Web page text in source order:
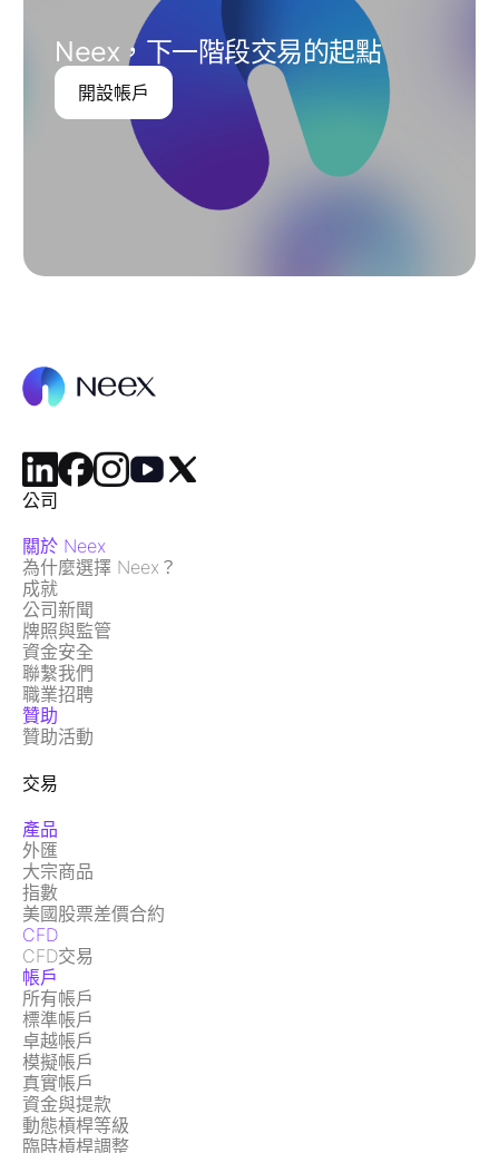
Neex，下一階段交易的起點
開設帳戶
公司
關於 Neex
為什麼選擇 Neex？
成就
公司新聞
牌照與監管
資金安全
聯繫我們
職業招聘
贊助
贊助活動
交易
產品
外匯
大宗商品
指數
美國股票差價合約
CFD
CFD交易
帳戶
所有帳戶
標準帳戶
卓越帳戶
模擬帳戶
真實帳戶
資金與提款
動態槓桿等級
臨時槓桿調整